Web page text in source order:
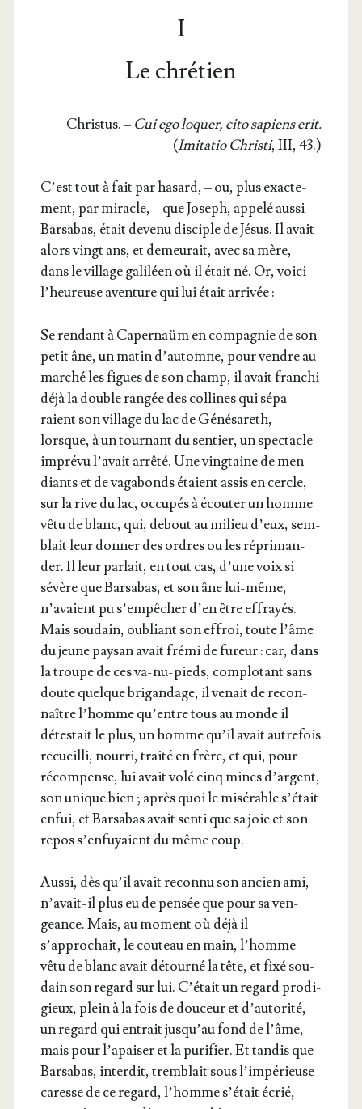
I
Le chrétien
Chris­tus. – Cui ego loquer, cito sapiens erit.
(Imi­ta­tio Chris­ti, III, 43.)
C’est tout à fait par hasard, – ou, plus exac­te­
ment, par miracle, – que Joseph, appe­lé aus­si
Bar­sa­bas, était deve­nu dis­ciple de Jésus. Il avait
alors vingt ans, et demeu­rait, avec sa mère,
dans le vil­lage gali­léen où il était né. Or, voi­ci
l’heureuse aven­ture qui lui était arrivée :
Se ren­dant à Caper­naüm en com­pa­gnie de son
petit âne, un matin d’automne, pour vendre au
mar­ché les figues de son champ, il avait fran­chi
déjà la double ran­gée des col­lines qui sépa­
raient son vil­lage du lac de Géné­sa­reth,
lorsque, à un tour­nant du sen­tier, un spec­tacle
impré­vu l’avait arrê­té. Une ving­taine de men­
diants et de vaga­bonds étaient assis en cercle,
sur la rive du lac, occu­pés à écou­ter un homme
vêtu de blanc, qui, debout au milieu d’eux, sem­
blait leur don­ner des ordres ou les répri­man­
der. Il leur par­lait, en tout cas, d’une voix si
sévère que Bar­sa­bas, et son âne lui-même,
n’avaient pu s’empêcher d’en être effrayés.
Mais sou­dain, oubliant son effroi, toute l’âme
du jeune pay­san avait fré­mi de fureur : car, dans
la troupe de ces va-nu-pieds, com­plo­tant sans
doute quelque bri­gan­dage, il venait de recon­
naître l’homme qu’entre tous au monde il
détes­tait le plus, un homme qu’il avait autre­fois
recueilli, nour­ri, trai­té en frère, et qui, pour
récom­pense, lui avait volé cinq mines d’argent,
son unique bien ; après quoi le misé­rable s’était
enfui, et Bar­sa­bas avait sen­ti que sa joie et son
repos s’enfuyaient du même coup.
Aus­si, dès qu’il avait recon­nu son ancien ami,
n’avait-il plus eu de pen­sée que pour sa ven­
geance. Mais, au moment où déjà il
s’approchait, le cou­teau en main, l’homme
vêtu de blanc avait détour­né la tête, et fixé sou­
dain son regard sur lui. C’était un regard pro­di­
gieux, plein à la fois de dou­ceur et d’autorité,
un regard qui entrait jusqu’au fond de l’âme,
mais pour l’apaiser et la puri­fier. Et tan­dis que
Bar­sa­bas, inter­dit, trem­blait sous l’impérieuse
caresse de ce regard, l’homme s’était écrié,